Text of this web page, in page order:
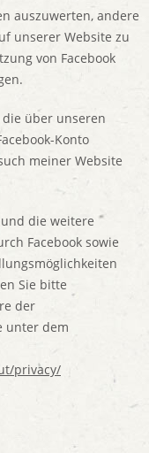
auszuwerten, andere
unserer Website zu
von Facebook
die über unseren
Konto
meiner Website
die weitere
Facebook sowie
Sie bitte
der
unter dem
privacy/